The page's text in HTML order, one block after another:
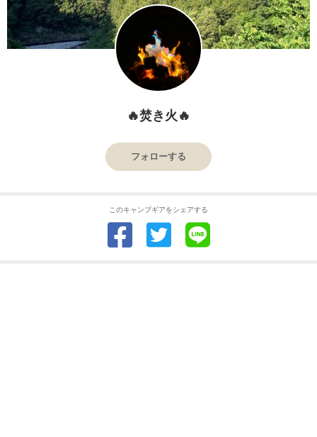
🔥焚き火🔥
フォローする
このキャンプギアをシェアする